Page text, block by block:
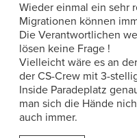
Wieder einmal ein sehr
Migrationen können
Die Verantwortlichen
lösen keine Frage !
Vielleicht wäre es an
der CS-Crew mit 3-
Inside Paradeplatz
man sich die Hände
auch immer.